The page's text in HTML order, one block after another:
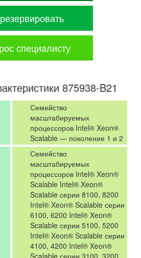
специалисту
875938-B21
Семейство
масштабируемых
процессоров Intel® Xeon®
Scalable — поколение 1 и 2
Семейство
масштабируемых
процессоров Intel® Xeon®
Scalable Intel® Xeon®
Scalable серии 8100, 8200
Intel® Xeon® Scalable серии
6100, 6200 Intel® Xeon®
Scalable серии 5100, 5200
Intel® Xeon® Scalable серии
4100, 4200 Intel® Xeon®